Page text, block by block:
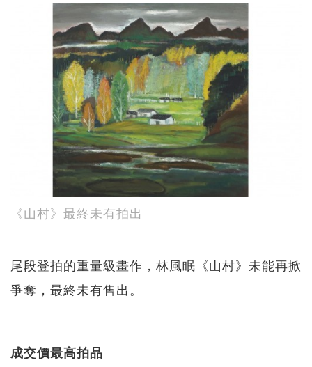
《山村》最終未有拍出
尾段登拍的重量級畫作，林風眠《山村》未能再掀
爭奪，最終未有售出。
成交價最高拍品